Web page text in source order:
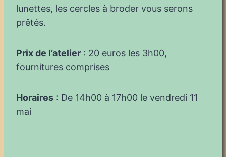
lunettes, les cercles à broder vous serons
prêtés.
Prix de l’atelier : 20 euros les 3h00,
fournitures comprises
Horaires : De 14h00 à 17h00 le vendredi 11
mai